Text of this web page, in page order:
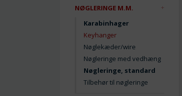
NØGLERINGE M.M.
Karabinhager
Keyhanger
Nøglekæder/wire
Nøgleringe med vedhæng
Nøgleringe, standard
Tilbehør til nøgleringe